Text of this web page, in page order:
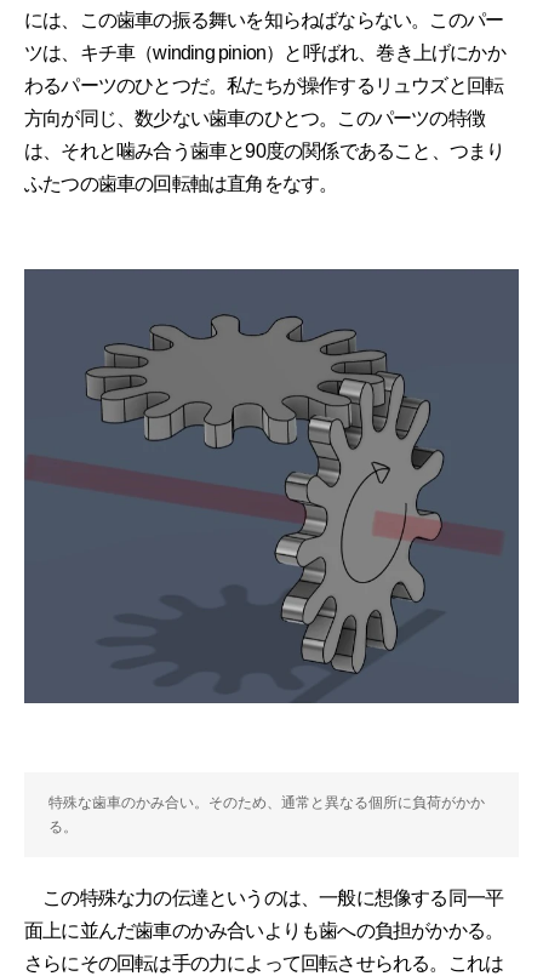
には、この歯車の振る舞いを知らねばならない。このパー
ツは、キチ車（winding pinion）と呼ばれ、巻き上げにかか
わるパーツのひとつだ。私たちが操作するリュウズと回転
方向が同じ、数少ない歯車のひとつ。このパーツの特徴
は、それと噛み合う歯車と90度の関係であること、つまり
ふたつの歯車の回転軸は直角をなす。
特殊な歯車のかみ合い。そのため、通常と異なる個所に負荷がかか
る。
この特殊な力の伝達というのは、一般に想像する同一平
面上に並んだ歯車のかみ合いよりも歯への負担がかかる。
さらにその回転は手の力によって回転させられる。これは